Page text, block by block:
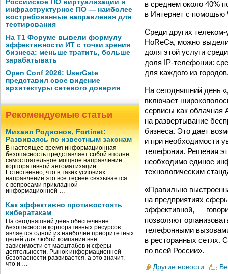
Российское ПО виртуализации и
инфраструктурное ПО — наиболее
востребованные направления для
тестирования
На Т1 Форуме вывели формулу
эффективности ИТ с точки зрения
бизнеса: меньше тратить, больше
зарабатывать
Open Conf 2026: UserGate
представил свое видение
архитектуры сетевого доверия
Рекомендуемые статьи
Михаил Родионов, Fortinet:
Развиваясь по известным законам
В настоящее время информационная
безопасность представляет собой вполне
самостоятельное мощное направление
корпоративной автоматизации.
Естественно, что в таких условиях
направление это все теснее связывается
с вопросами прикладной
информационной …
Как эффективно противостоять
кибератакам
На сегодняшний день обеспечение
безопасности корпоративных ресурсов
является одной из наиболее приоритетных
целей для любой компании вне
зависимости от масштабов и сферы
деятельности. Рынок информационной
безопасности развивается, а это значит,
что и …
в среднем около 40%
в Интернет с помощью
Среди других
HoReCa, можно
доля этой услуги
доля IP-телефонии:
для каждого из
На сегодняшний день
включает
сервисы как облачная
на развертывание
бизнеса. Это дает
и при необходимости
телефонии. Решения
необходимо единое
технологическим
«Правильно
на предприятиях
эффективной, —
позволяют
телефонными
в ресторанных сетях.
по всей России».
Другие новости